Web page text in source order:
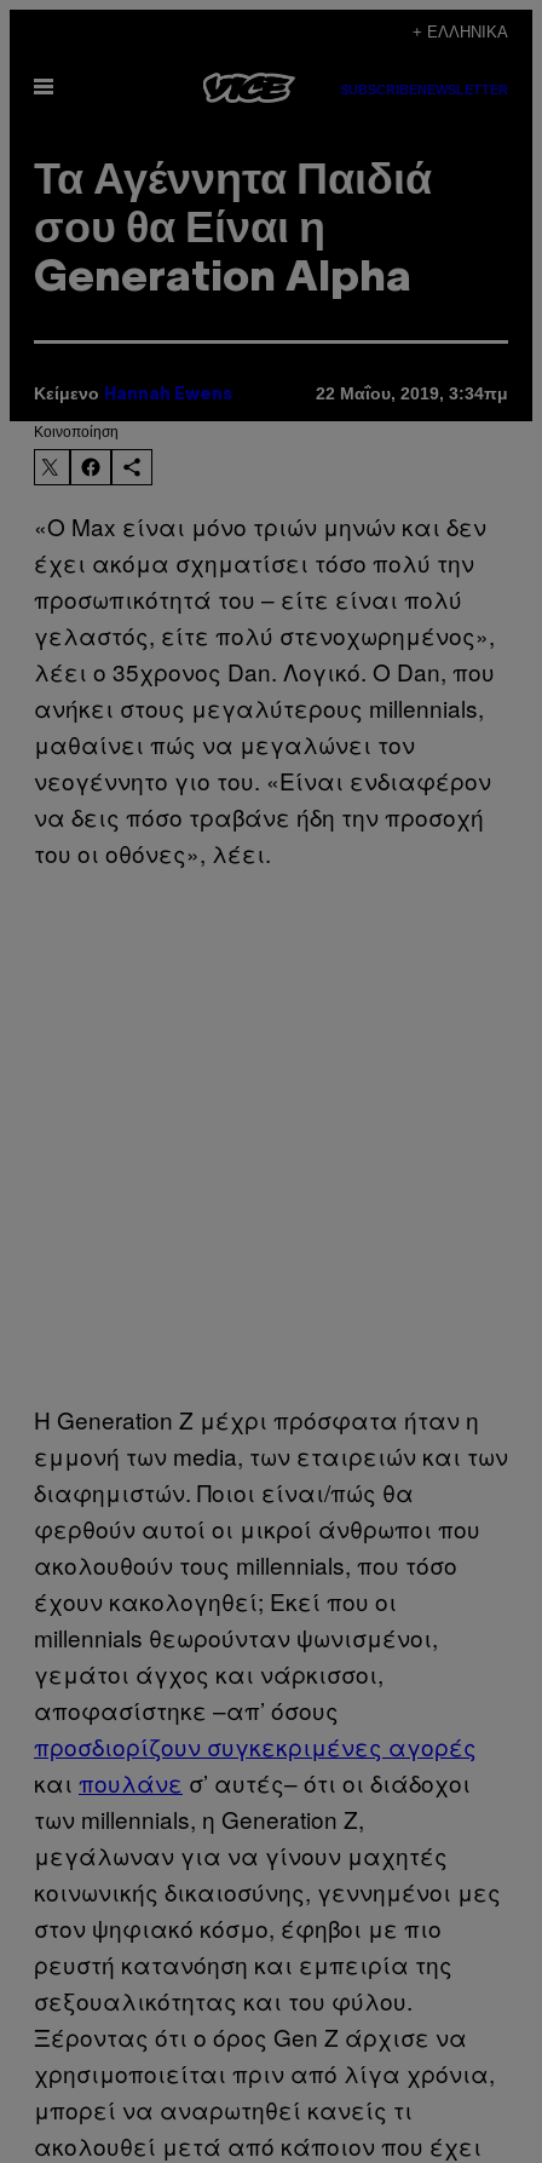
περιεχόμενο
+ ΕΛΛΗΝΙΚΆ
Ανοίξτε
SUBSCRIBENEWSLETTER
Τα Αγέννητα Παιδιά
σου θα Είναι η
Generation Alpha
Κείμενο Hannah Ewens 22 Μαΐου, 2019, 3:34πμ
Kοινοποίηση
«O Max είναι μόνο τριών μηνών και δεν
έχει ακόμα σχηματίσει τόσο πολύ την
προσωπικότητά του – είτε είναι πολύ
γελαστός, είτε πολύ στενοχωρημένος»,
λέει ο 35χρονος Dan. Λογικό. Ο Dan, που
ανήκει στους μεγαλύτερους millennials,
μαθαίνει πώς να μεγαλώνει τον
νεογέννητο γιο του. «Είναι ενδιαφέρον
να δεις πόσο τραβάνε ήδη την προσοχή
του οι οθόνες», λέει.
Η Generation Z μέχρι πρόσφατα ήταν η
εμμονή των media, των εταιρειών και των
διαφημιστών. Ποιοι είναι/πώς θα
φερθούν αυτοί οι μικροί άνθρωποι που
ακολουθούν τους millennials, που τόσο
έχουν κακολογηθεί; Εκεί που οι
millennials θεωρούνταν ψωνισμένοι,
γεμάτοι άγχος και νάρκισσοι,
αποφασίστηκε –απ’ όσους
προσδιορίζουν συγκεκριμένες αγορές
και πουλάνε σ’ αυτές– ότι οι διάδοχοι
των millennials, η Generation Z,
μεγάλωναν για να γίνουν μαχητές
κοινωνικής δικαιοσύνης, γεννημένοι μες
στον ψηφιακό κόσμο, έφηβοι με πιο
ρευστή κατανόηση και εμπειρία της
σεξουαλικότητας και του φύλου.
Ξέροντας ότι ο όρος Gen Z άρχισε να
χρησιμοποιείται πριν από λίγα χρόνια,
μπορεί να αναρωτηθεί κανείς τι
ακολουθεί μετά από κάποιον που έχει